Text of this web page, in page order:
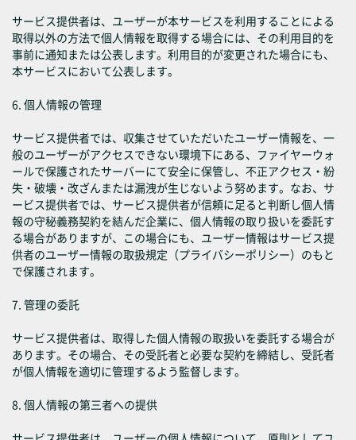
サービス提供者は、ユーザーが本サービスを利用することによる
取得以外の方法で個人情報を取得する場合には、その利用目的を
事前に通知または公表します。利用目的が変更された場合にも、
本サービスにおいて公表します。
6. 個人情報の管理
サービス提供者では、収集させていただいたユーザー情報を、一
般のユーザーがアクセスできない環境下にある、ファイヤーウォ
ールで保護されたサーバーにて安全に保管し、不正アクセス・紛
失・破壊・改ざんまたは漏洩が生じないよう努めます。なお、サ
ービス提供者では、サービス提供者が信頼に足ると判断し個人情
報の守秘義務契約を結んだ企業に、個人情報の取り扱いを委託す
る場合がありますが、この場合にも、ユーザー情報はサービス提
供者のユーザー情報の取扱規定（プライバシーポリシー）のもと
で保護されます。
7. 管理の委託
サービス提供者は、取得した個人情報の取扱いを委託する場合が
あります。その場合、その受託者と必要な契約を締結し、受託者
が個人情報を適切に管理するよう監督します。
8. 個人情報の第三者への提供